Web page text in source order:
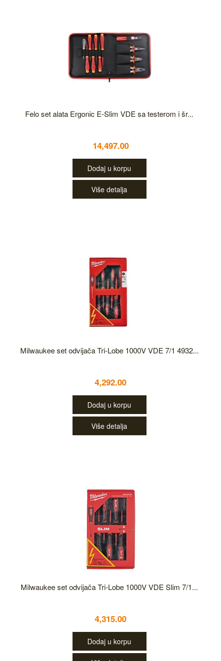
Felo set alata Ergonic E-Slim VDE sa testerom i šr...
14,497.00
Dodaj u korpu
Više detalja
Milwaukee set odvijača Tri-Lobe 1000V VDE 7/1 4932...
4,292.00
Dodaj u korpu
Više detalja
Milwaukee set odvijača Tri-Lobe 1000V VDE Slim 7/1...
4,315.00
Dodaj u korpu